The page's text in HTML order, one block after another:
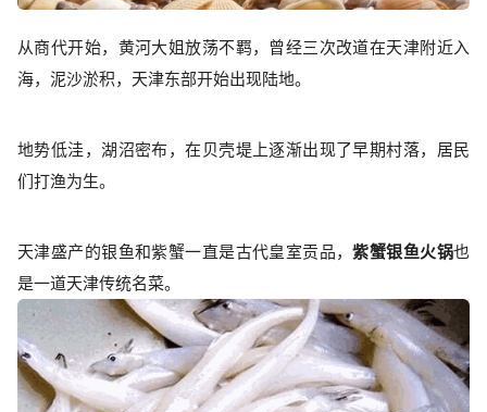
从商代开始，黄河大姐放荡不羁，曾经三次改道在天津附近入
海，泥沙淤积，天津东部开始出现陆地。
地势低洼，湖沼密布，在贝壳堤上逐渐出现了早期村落，居民
们打渔为生。
天津盛产的银鱼和紫蟹一直是古代皇室贡品，紫蟹银鱼火锅也
是一道天津传统名菜。